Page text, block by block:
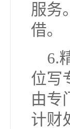
服务
借。
6.
位写
由专
计财